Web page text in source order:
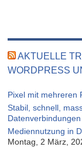
AKTUELLE
WORDPRESS
Pixel mit mehreren
Stabil, schnell,
Datenverbindungen
Mediennutzung in
Montag, 2 März,